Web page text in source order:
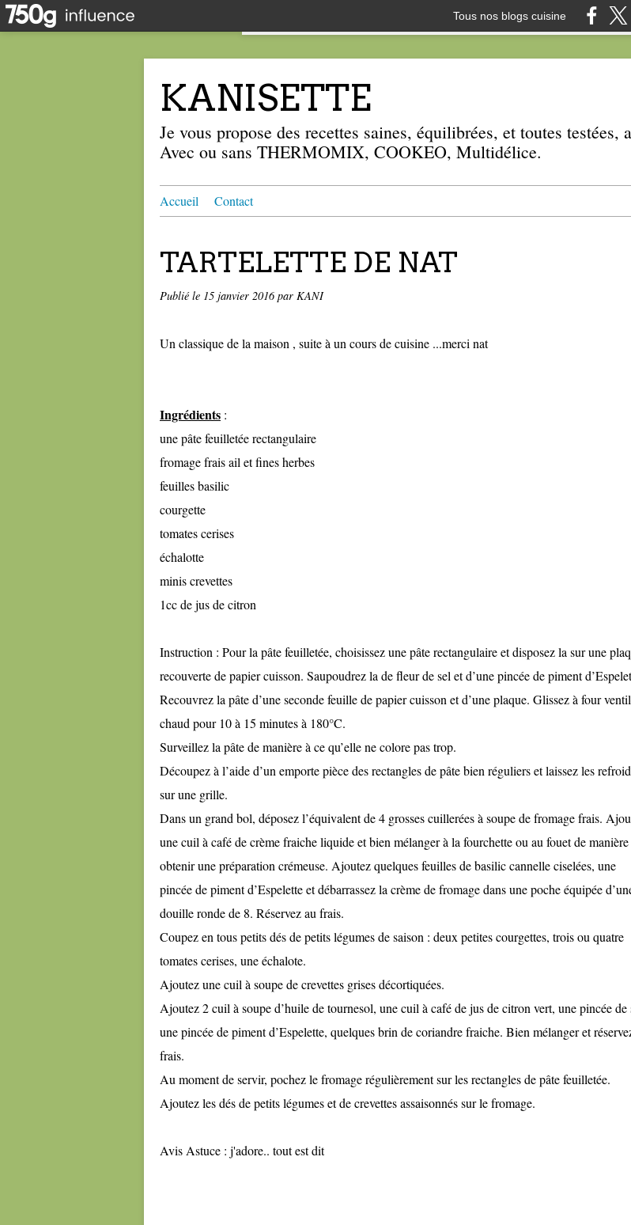
Tous nos blogs cuisine
KANISETTE
Je vous propose des recettes saines, équilibrées, et toutes
Avec ou sans THERMOMIX, COOKEO, Multidélice.
Accueil Contact
TARTELETTE DE NAT
Publié le 15 janvier 2016par KANI
Un classique de la maison , suite à un cours de cuisine ...merci nat
Ingrédients :
une pâte feuilletée rectangulaire
fromage frais ail et fines herbes
feuilles basilic
courgette
tomates cerises
échalotte
minis crevettes
1cc de jus de citron
Instruction : Pour la pâte feuilletée, choisissez une pâte rectangulaire et disposez la sur une
recouverte de papier cuisson. Saupoudrez la de fleur de sel et d’une pincée de piment
Recouvrez la pâte d’une seconde feuille de papier cuisson et d’une plaque. Glissez à four
chaud pour 10 à 15 minutes à 180°C.
Surveillez la pâte de manière à ce qu’elle ne colore pas trop.
Découpez à l’aide d’un emporte pièce des rectangles de pâte bien réguliers et laissez les
sur une grille.
Dans un grand bol, déposez l’équivalent de 4 grosses cuillerées à soupe de fromage frais.
une cuil à café de crème fraiche liquide et bien mélanger à la fourchette ou au fouet de manière
obtenir une préparation crémeuse. Ajoutez quelques feuilles de basilic cannelle ciselées, une
pincée de piment d’Espelette et débarrassez la crème de fromage dans une poche équipée
douille ronde de 8. Réservez au frais.
Coupez en tous petits dés de petits légumes de saison : deux petites courgettes, trois ou quatre
tomates cerises, une échalote.
Ajoutez une cuil à soupe de crevettes grises décortiquées.
Ajoutez 2 cuil à soupe d’huile de tournesol, une cuil à café de jus de citron vert, une pincée de
une pincée de piment d’Espelette, quelques brin de coriandre fraiche. Bien mélanger et
frais.
Au moment de servir, pochez le fromage régulièrement sur les rectangles de pâte feuilletée.
Ajoutez les dés de petits légumes et de crevettes assaisonnés sur le fromage.
Avis Astuce : j'adore.. tout est dit